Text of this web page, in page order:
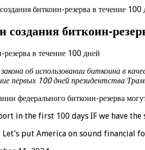
биткоин-резерва в течение 100
биткоин-
об использовании биткоина в
первых 100 дней президентства
федерального биткоин-резерва
in the first 100 days IF we have
put America on sound financial